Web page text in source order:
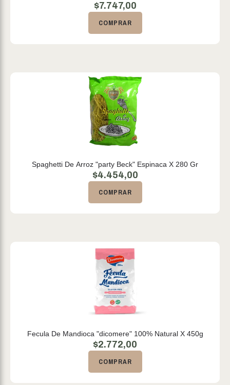
$7.747,00
COMPRAR
Spaghetti De Arroz "party Beck" Espinaca X 280 Gr
$4.454,00
COMPRAR
Fecula De Mandioca "dicomere" 100% Natural X 450g
$2.772,00
COMPRAR